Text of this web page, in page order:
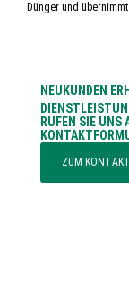
Dünger und
NEUKUNDEN
RUFEN SIE UNS
ZUM